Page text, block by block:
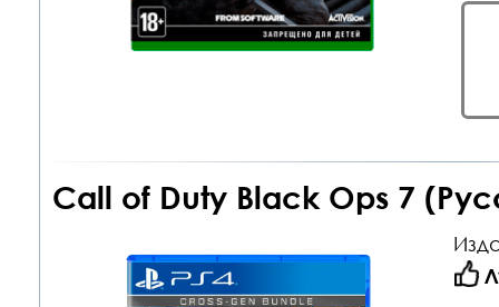
Call of Duty Black Ops 7